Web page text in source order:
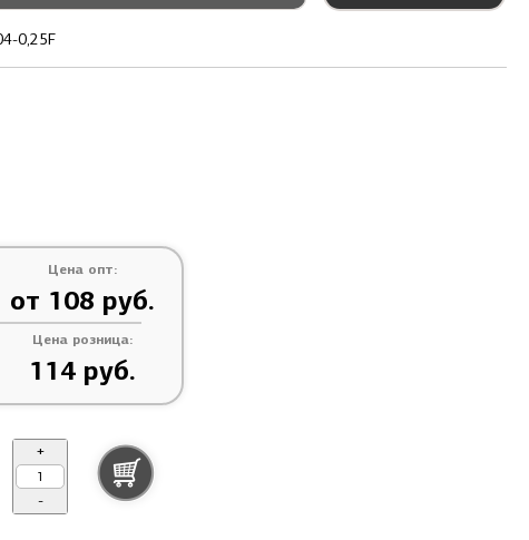
0,25F
Цена опт:
от 108 руб.
Цена розница:
114 руб.
+
-